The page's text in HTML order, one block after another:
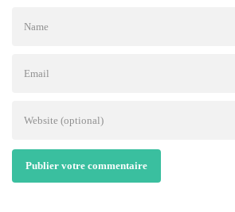
Publier votre commentaire